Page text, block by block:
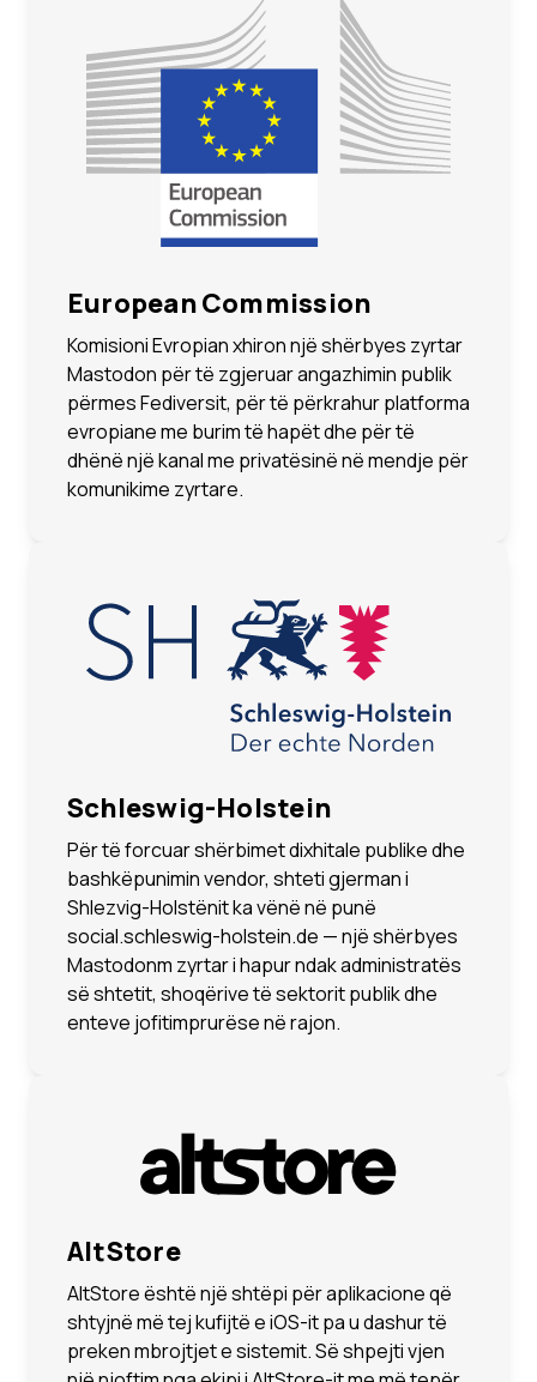
European Commission
Komisioni Evropian xhiron një shërbyes zyrtar
Mastodon për të zgjeruar angazhimin publik
përmes Fediversit, për të përkrahur platforma
evropiane me burim të hapët dhe për të
dhënë një kanal me privatësinë në mendje për
komunikime zyrtare.
Schleswig-Holstein
Për të forcuar shërbimet dixhitale publike dhe
bashkëpunimin vendor, shteti gjerman i
Shlezvig-Holstënit ka vënë në punë
social.schleswig-holstein.de — një shërbyes
Mastodonm zyrtar i hapur ndak administratës
së shtetit, shoqërive të sektorit publik dhe
enteve jofitimprurëse në rajon.
AltStore
AltStore është një shtëpi për aplikacione që
shtyjnë më tej kufijtë e iOS-it pa u dashur të
preken mbrojtjet e sistemit. Së shpejti vjen